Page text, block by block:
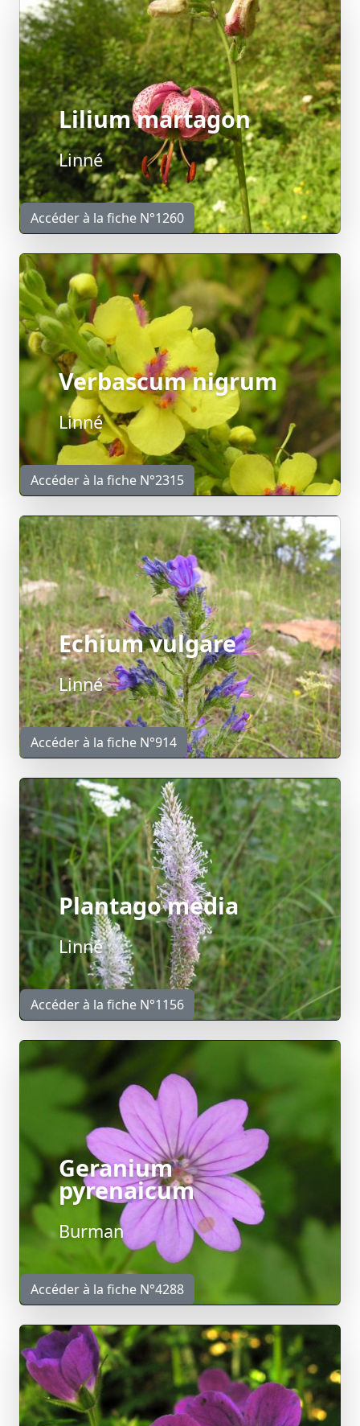
Lilium martagon
Linné
Accéder à la fiche N°1260
Verbascum nigrum
Linné
Accéder à la fiche N°2315
Echium vulgare
Linné
Accéder à la fiche N°914
Plantago media
Linné
Accéder à la fiche N°1156
Geranium
pyrenaicum
Burman
Accéder à la fiche N°4288